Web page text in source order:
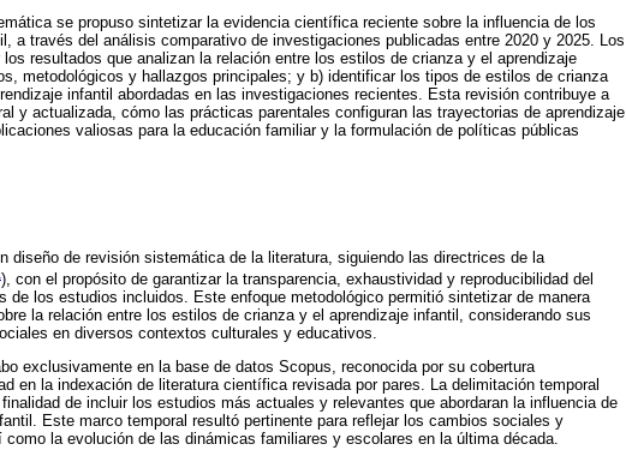
se propuso sintetizar la evidencia científica reciente sobre la influencia de los
a través del análisis comparativo de investigaciones publicadas entre 2020 y 2025. Los
resultados que analizan la relación entre los estilos de crianza y el aprendizaje
metodológicos y hallazgos principales; y b) identificar los tipos de estilos de crianza
infantil abordadas en las investigaciones recientes. Esta revisión contribuye a
y actualizada, cómo las prácticas parentales configuran las trayectorias de aprendizaje
valiosas para la educación familiar y la formulación de políticas públicas
diseño de revisión sistemática de la literatura, siguiendo las directrices de la
), con el propósito de garantizar la transparencia, exhaustividad y reproducibilidad del
de los estudios incluidos. Este enfoque metodológico permitió sintetizar de manera
la relación entre los estilos de crianza y el aprendizaje infantil, considerando sus
en diversos contextos culturales y educativos.
exclusivamente en la base de datos Scopus, reconocida por su cobertura
en la indexación de literatura científica revisada por pares. La delimitación temporal
de incluir los estudios más actuales y relevantes que abordaran la influencia de
Este marco temporal resultó pertinente para reflejar los cambios sociales y
la evolución de las dinámicas familiares y escolares en la última década.